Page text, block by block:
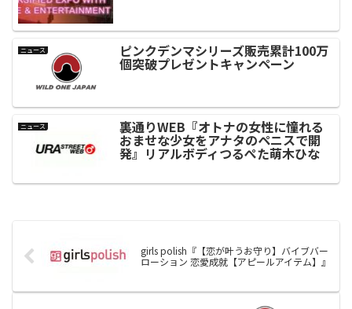
ニュース ピンクデンマシリーズ販売累計100万
個突破プレゼントキャンペーン
ニュース 裏通りWEB『オトナの女性に憧れる
おませな少女をアナタのペニスで開
発』リアルボディつるぺた萌木ひな
girls polish『【恋が叶うお守り】バイブバー
ローション 恋愛成就【アピールアイテム】』